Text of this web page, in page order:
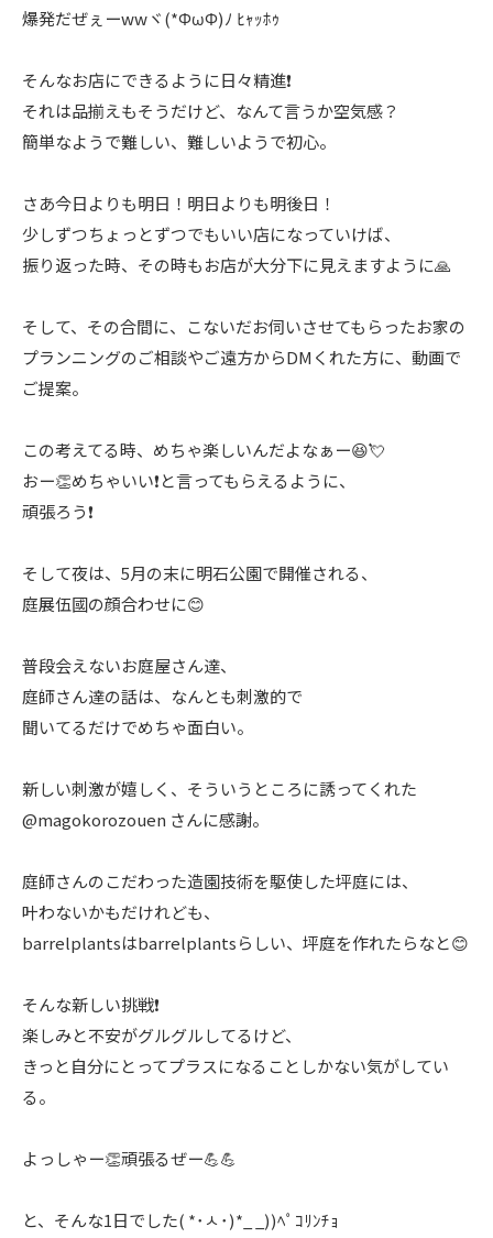
爆発だぜぇーwwヾ(*ΦωΦ)ﾉ ﾋｬｯﾎｩ
そんなお店にできるように日々精進❗️
それは品揃えもそうだけど、なんて言うか空気感？
簡単なようで難しい、難しいようで初心。
さあ今日よりも明日！明日よりも明後日！
少しずつちょっとずつでもいい店になっていけば、
振り返った時、その時もお店が大分下に見えますように🙏
そして、その合間に、こないだお伺いさせてもらったお家の
プランニングのご相談やご遠方からDMくれた方に、動画で
ご提案。
この考えてる時、めちゃ楽しいんだよなぁー😆💘
おー👏めちゃいい❗️と言ってもらえるように、
頑張ろう❗️
そして夜は、5月の末に明石公園で開催される、
庭展伍國の顔合わせに😊
普段会えないお庭屋さん達、
庭師さん達の話は、なんとも刺激的で
聞いてるだけでめちゃ面白い。
新しい刺激が嬉しく、そういうところに誘ってくれた
@magokorozouen さんに感謝。
庭師さんのこだわった造園技術を駆使した坪庭には、
叶わないかもだけれども、
barrelplantsはbarrelplantsらしい、坪庭を作れたらなと😊
そんな新しい挑戦❗️
楽しみと不安がグルグルしてるけど、
きっと自分にとってプラスになることしかない気がしてい
る。
よっしゃー👏頑張るぜー💪💪
と、そんな1日でした( *･ㅅ･)*_ _))ﾍﾟｺﾘﾝﾁｮ